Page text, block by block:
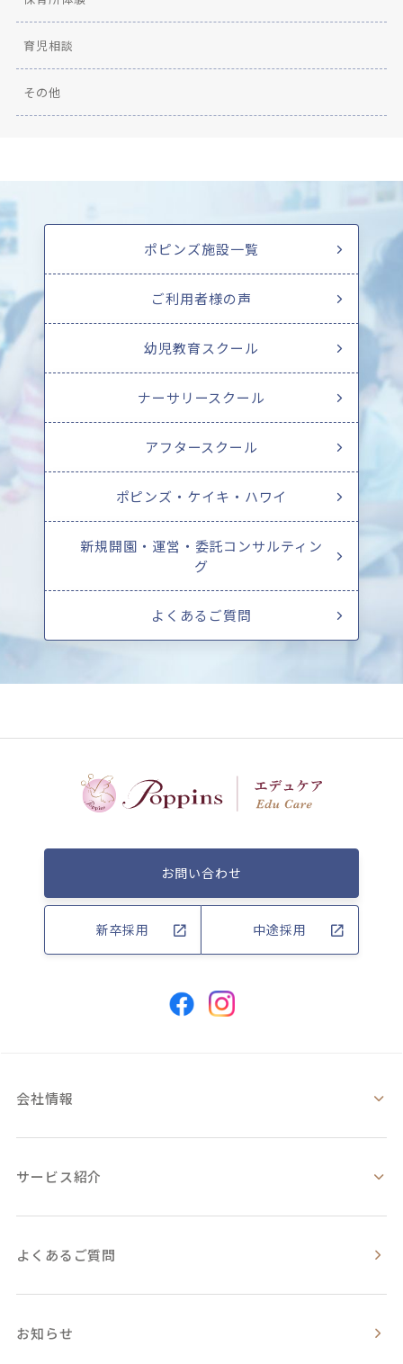
育児相談
その他
ポピンズ施設一覧
ご利用者様の声
幼児教育スクール
ナーサリースクール
アフタースクール
ポピンズ・ケイキ・ハワイ
新規開園・運営・委託コンサルティン
グ
よくあるご質問
お問い合わせ
新卒採用 中途採用
会社情報
サービス紹介
よくあるご質問
お知らせ